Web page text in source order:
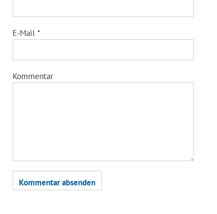
E-Mail *
Kommentar